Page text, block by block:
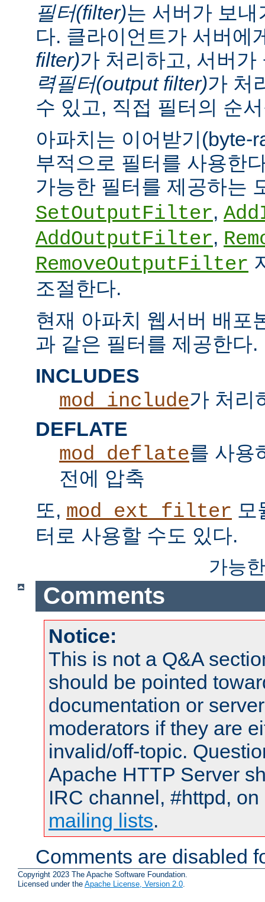
필터(filter)는 서버가 보
다. 클라이언트가 서버에
filter)가 처리하고, 서버
력필터(output filter)가 처
수 있고, 직접 필터의 순
아파치는 이어받기(byte-
부적으로 필터를 사용한
가능한 필터를 제공하는
SetOutputFilter,
AddOutputFilter,
RemoveOutputFilter
조절한다.
현재 아파치 웹서버 배포
과 같은 필터를 제공한다.
INCLUDES
mod_include가 처리
DEFLATE
mod_deflate를 사용
전에 압축
또, mod_ext_filter 모
터로 사용할 수도 있다.
가능
Comments
Notice:
This is not a Q&A
should be pointed
documentation or
moderators if they are
invalid/off-topic.
Apache HTTP Server
IRC channel, #httpd,
mailing lists.
Comments are disabled
Copyright 2023 The Apache Software Foundation.
Licensed under the Apache License, Version 2.0.